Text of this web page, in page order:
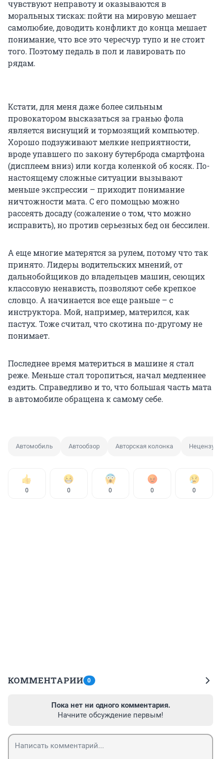
чувствуют неправоту и оказываются в
моральных тисках: пойти на мировую мешает
самолюбие, доводить конфликт до конца мешает
понимание, что все это чересчур тупо и не стоит
того. Поэтому педаль в пол и лавировать по
рядам.
Кстати, для меня даже более сильным
провокатором высказаться за гранью фола
является виснущий и тормозящий компьютер.
Хорошо подзуживают мелкие неприятности,
вроде упавшего по закону бутерброда смартфона
(дисплеем вниз) или когда коленкой об косяк. По-
настоящему сложные ситуации вызывают
меньше экспрессии – приходит понимание
ничтожности мата. С его помощью можно
рассеять досаду (сожаление о том, что можно
исправить), но против серьезных бед он бессилен.
А еще многие матерятся за рулем, потому что так
принято. Лидеры водительских мнений, от
дальнобойщиков до владельцев машин, сеющих
классовую ненависть, позволяют себе крепкое
словцо. А начинается все еще раньше – с
инструктора. Мой, например, матерился, как
пастух. Тоже считал, что скотина по-другому не
понимает.
Последнее время материться в машине я стал
реже. Меньше стал торопиться, начал медленнее
ездить. Справедливо и то, что большая часть мата
в автомобиле обращена к самому себе.
Автомобиль Автообзор Авторская колонка
0 0 0 0 0
КОММЕНТАРИИ 0
Пока нет ни одного комментария.
Начните обсуждение первым!